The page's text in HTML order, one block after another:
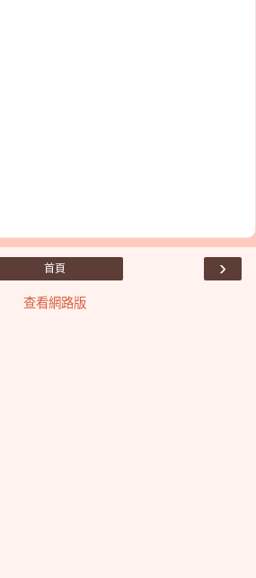
›
首頁
查看網路版